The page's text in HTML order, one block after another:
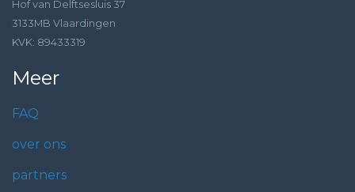
Hof van Delftsesluis 37
3133MB Vlaardingen
KVK: 89433319
Meer
FAQ
over ons
partners